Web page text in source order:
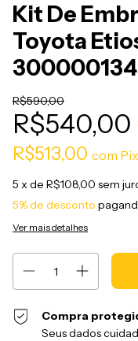
Kit De
Toyota
R$590,00
R$540,00
R$513,00 com Pix
5 x de R$108,00 sem
5% de desconto
Ver mais detalhes
Compra
Seus dados